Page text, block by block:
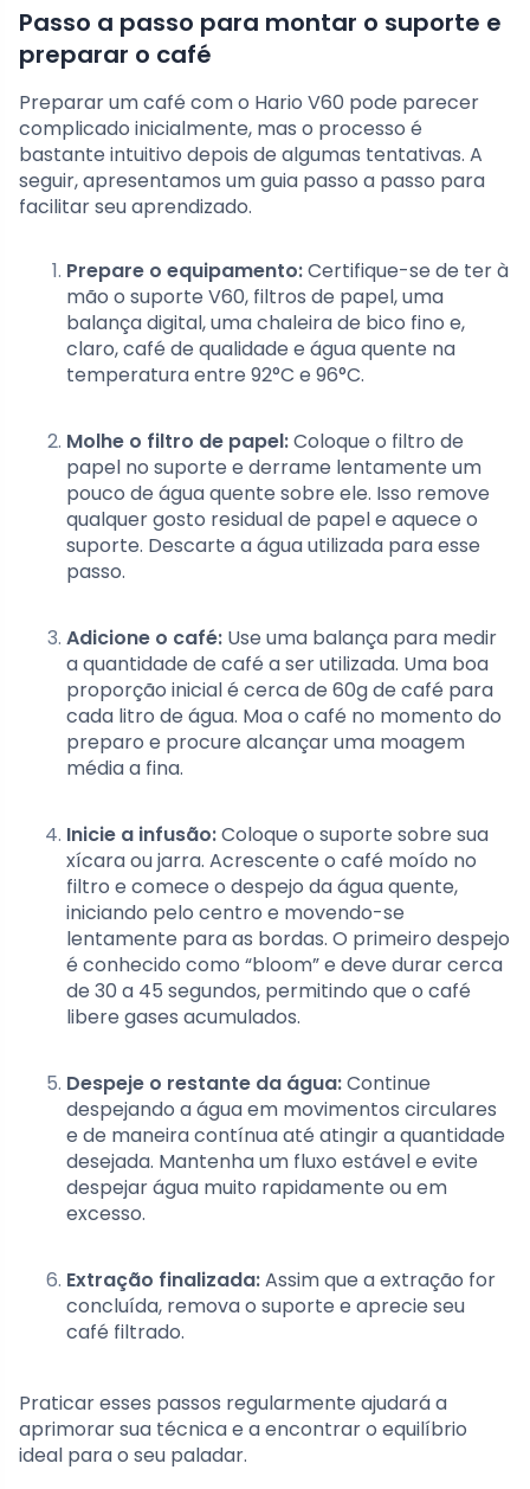
Passo a passo para montar o suporte e
preparar o café
Preparar um café com o Hario V60 pode parecer
complicado inicialmente, mas o processo é
bastante intuitivo depois de algumas tentativas. A
seguir, apresentamos um guia passo a passo para
facilitar seu aprendizado.
Prepare o equipamento:Certifique-se de ter à
mão o suporte V60, filtros de papel, uma
balança digital, uma chaleira de bico fino e,
claro, café de qualidade e água quente na
temperatura entre 92°C e 96°C.
Molhe o filtro de papel:Coloque o filtro de
papel no suporte e derrame lentamente um
pouco de água quente sobre ele. Isso remove
qualquer gosto residual de papel e aquece o
suporte. Descarte a água utilizada para esse
passo.
Adicione o café: Use uma balança para medir
a quantidade de café a ser utilizada. Uma boa
proporção inicial é cerca de 60g de café para
cada litro de água. Moa o café no momento do
preparo e procure alcançar uma moagem
média a fina.
Inicie a infusão:Coloque o suporte sobre sua
xícara ou jarra. Acrescente o café moído no
filtro e comece o despejo da água quente,
iniciando pelo centro e movendo-se
lentamente para as bordas. O primeiro despejo
é conhecido como “bloom” e deve durar cerca
de 30 a 45 segundos, permitindo que o café
libere gases acumulados.
Despeje o restante da água:Continue
despejando a água em movimentos circulares
e de maneira contínua até atingir a quantidade
desejada. Mantenha um fluxo estável e evite
despejar água muito rapidamente ou em
excesso.
Extração finalizada:Assim que a extração for
concluída, remova o suporte e aprecie seu
café filtrado.
Praticar esses passos regularmente ajudará a
aprimorar sua técnica e a encontrar o equilíbrio
ideal para o seu paladar.